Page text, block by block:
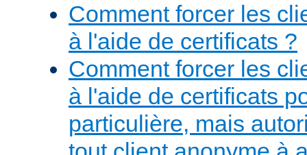
Comment forcer les
à l'aide de certificats ?
Comment forcer les
à l'aide de certificats
particulière, mais